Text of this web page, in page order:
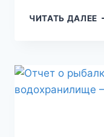
ЧИТАТЬ ДАЛЕЕ